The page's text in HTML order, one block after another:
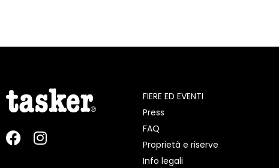
FIERE ED EVENTI
Press
FAQ
Proprietà e riserve
Info legali